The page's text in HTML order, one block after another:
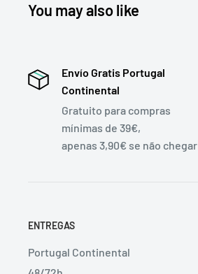
You may also like
Envío Gratis Portugal
Continental
Gratuito para compras
mínimas de 39€,
apenas 3,90€ se não chegar
ENTREGAS
Portugal Continental